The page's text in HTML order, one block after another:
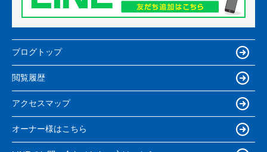
ブログトップ
閲覧履歴
アクセスマップ
オーナー様はこちら